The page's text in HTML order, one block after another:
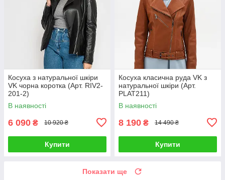
Косуха з натуральної шкіри
VK чорна коротка (Арт. RIV2-
201-2)
В наявності
6 090 ₴ 10 920 ₴
Купити
Косуха класична руда VK з
натуральної шкіри (Арт.
PLAT211)
В наявності
8 190 ₴ 14 490 ₴
Купити
Показати ще